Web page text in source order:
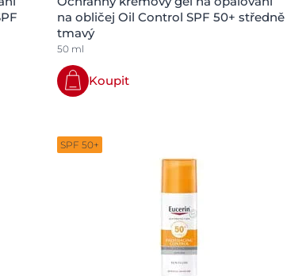
na obličej Oil Control SPF 50+ středně
tmavý
50 ml
Koupit
SPF 50+